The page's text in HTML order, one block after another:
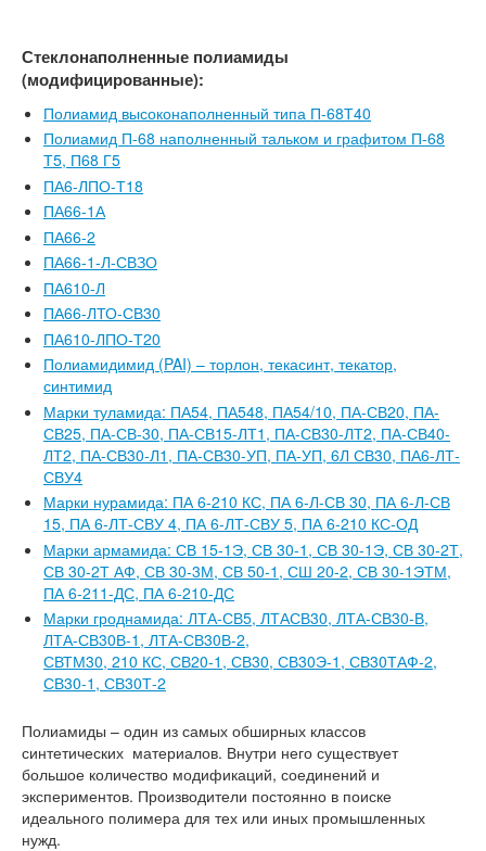
Стеклонаполненные полиамиды
(модифицированные):
Полиамид высоконаполненный типа П-68Т40
Полиамид П-68 наполненный тальком и графитом П-68
Т5, П68 Г5
ПА6-ЛПО-Т18
ПА66-1А
ПА66-2
ПА66-1-Л-СВЗО
ПА610-Л
ПА66-ЛТО-СВ30
ПА610-ЛПО-Т20
Полиамидимид (PAI) – торлон, текасинт, текатор,
синтимид
Марки туламида: ПА54, ПА548, ПА54/10, ПА-СВ20, ПА-
СВ25, ПА-СВ-30, ПА-СВ15-ЛТ1, ПА-СВ30-ЛТ2, ПА-СВ40-
ЛТ2, ПА-СВ30-Л1, ПА-СВ30-УП, ПА-УП, 6Л СВ30, ПА6-ЛТ-
СВУ4
Марки нурамида: ПА 6-210 КС, ПА 6-Л-СВ 30, ПА 6-Л-СВ
15, ПА 6-ЛТ-СВУ 4, ПА 6-ЛТ-СВУ 5, ПА 6-210 КС-ОД
Марки армамида: СВ 15-1Э, СВ 30-1, СВ 30-1Э, СВ 30-2Т,
СВ 30-2Т АФ, СВ 30-3М, СВ 50-1, СШ 20-2, СВ 30-1ЭТМ,
ПА 6-211-ДС, ПА 6-210-ДС
Марки гроднамида: ЛТА-СВ5, ЛТАСВ30, ЛТА-СВ30-В,
ЛТА-СВ30В-1, ЛТА-СВ30В-2,
СВТМ30, 210 КС, СВ20-1, СВ30, СВ30Э-1, СВ30ТАФ-2,
СВ30-1, СВ30Т-2
Полиамиды – один из самых обширных классов
синтетических материалов. Внутри него существует
большое количество модификаций, соединений и
экспериментов. Производители постоянно в поиске
идеального полимера для тех или иных промышленных
нужд.